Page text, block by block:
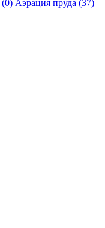
(0) Аэрация пруда (37)